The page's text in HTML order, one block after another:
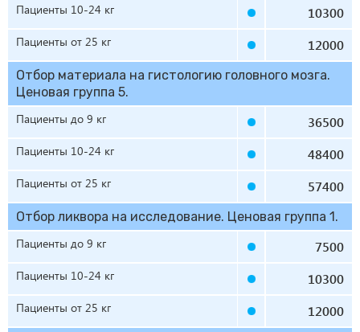
Пациенты 10-24 кг 10300
Пациенты от 25 кг 12000
Отбор материала на гистологию головного мозга.
Ценовая группа 5.
Пациенты до 9 кг
36500
Пациенты 10-24 кг 48400
Пациенты от 25 кг 57400
Отбор ликвора на исследование. Ценовая группа 1.
Пациенты до 9 кг
7500
Пациенты 10-24 кг 10300
Пациенты от 25 кг 12000